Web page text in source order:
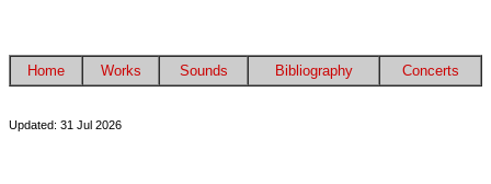
Home Works Sounds Bibliography Concerts
Updated: 31 Jul 2026